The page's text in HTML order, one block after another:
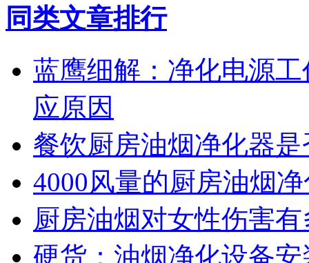
同类文章排行
蓝鹰细解：净化电源
应原因
餐饮厨房油烟净化器
4000风量的厨房油烟
厨房油烟对女性伤害
硬货：油烟净化设备